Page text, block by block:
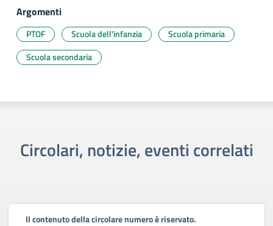
Argomenti
PTOF Scuola dell'infanzia
Scuola primaria
Scuola secondaria
Circolari, notizie, eventi correlati
Il contenuto della circolare numero è riservato.